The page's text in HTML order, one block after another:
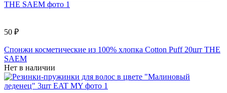
50 ₽
Спонжи косметические из 100% хлопка Cotton Puff 20шт THE
SAEM
Нет в наличии